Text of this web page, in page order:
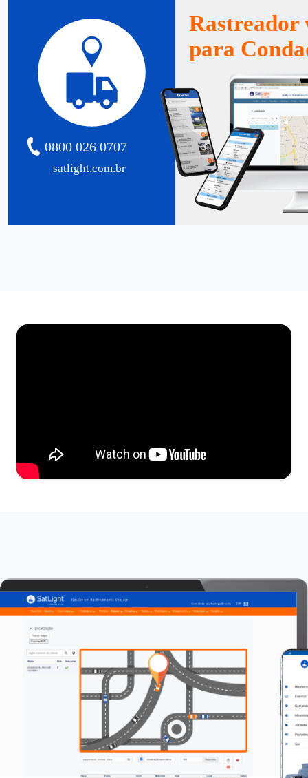
satlight.com.br
0800 026 0707
Rastreador
para